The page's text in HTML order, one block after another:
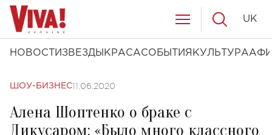
НОВОСТИ ЗВЕЗДЫ КРАСАСОБЫТИЯ КУЛЬТУРА
UK
ШОУ-БИЗНЕС11.06.2020
Алена Шоптенко о браке с
Дикусаром: «Было много классного